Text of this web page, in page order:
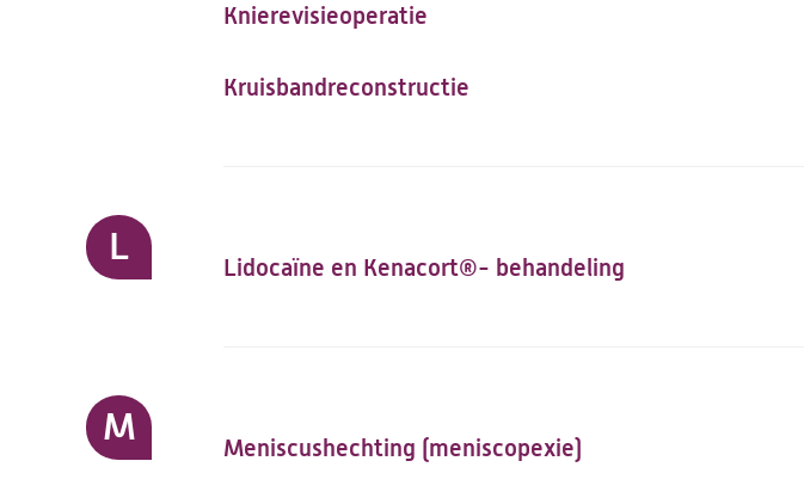
Knierevisieoperatie
Kruisbandreconstructie
L Lidocaïne en Kenacort®- behandeling
M Meniscushechting (meniscopexie)